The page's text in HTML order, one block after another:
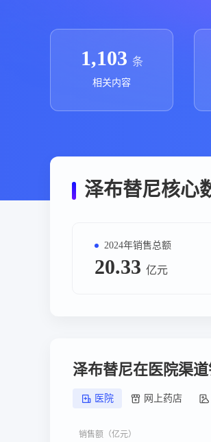
政策法规
药品生产企业
1,103 条
相关内容
泽布替尼核心
2024年销售总额
20.33 亿元
泽布替尼在医院渠
医院 网上药店